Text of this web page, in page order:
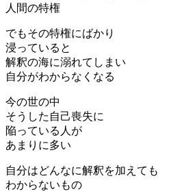
人間の特権
でもその特権にばかり
浸っていると
解釈の海に溺れてしまい
自分がわからなくなる
今の世の中
そうした自己喪失に
陥っている人が
あまりに多い
自分はどんなに解釈を加えても
わからないもの